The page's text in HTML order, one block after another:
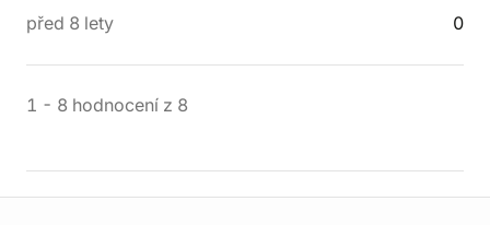
před 8 lety 0
1 - 8 hodnocení z 8